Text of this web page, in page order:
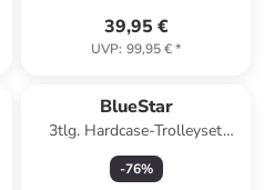
39,95 €
UVP: 99,95 €*
BlueStar
3tlg. Hardcase-Trolleyset
"Gaite" in Lila
-76%